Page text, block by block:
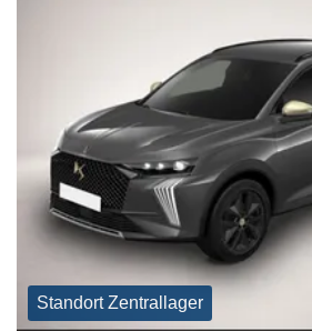
Standort Zentrallager